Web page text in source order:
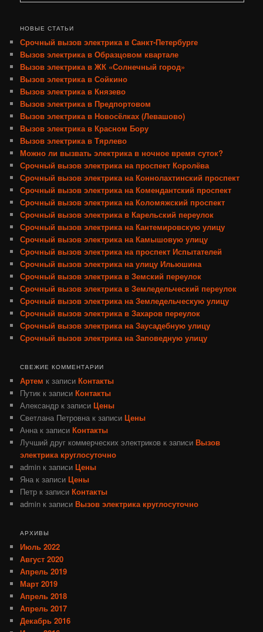
НОВЫЕ СТАТЬИ
Срочный вызов электрика в Санкт-Петербурге
Вызов электрика в Образцовом квартале
Вызов электрика в ЖК «Солнечный город»
Вызов электрика в Сойкино
Вызов электрика в Князево
Вызов электрика в Предпортовом
Вызов электрика в Новосёлках (Левашово)
Вызов электрика в Красном Бору
Вызов электрика в Тярлево
Можно ли вызвать электрика в ночное время суток?
Срочный вызов электрика на проспект Королёва
Срочный вызов электрика на Коннолахтинский проспект
Срочный вызов электрика на Комендантский проспект
Срочный вызов электрика на Коломяжский проспект
Срочный вызов электрика в Карельский переулок
Срочный вызов электрика на Кантемировскую улицу
Срочный вызов электрика на Камышовую улицу
Срочный вызов электрика на проспект Испытателей
Срочный вызов электрика на улицу Ильюшина
Срочный вызов электрика в Земский переулок
Срочный вызов электрика в Земледельческий переулок
Срочный вызов электрика на Земледельческую улицу
Срочный вызов электрика в Захаров переулок
Срочный вызов электрика на Заусадебную улицу
Срочный вызов электрика на Заповедную улицу
СВЕЖИЕ КОММЕНТАРИИ
Артем к записиКонтакты
Путик к записиКонтакты
Александр к записиЦены
Светлана Петровна к записиЦены
Анна к записиКонтакты
Лучший друг коммерческих электриков к записиВызов
электрика круглосуточно
admin к записиЦены
Яна к записиЦены
Петр к записиКонтакты
admin к записиВызов электрика круглосуточно
АРХИВЫ
Июль 2022
Август 2020
Апрель 2019
Март 2019
Апрель 2018
Апрель 2017
Декабрь 2016